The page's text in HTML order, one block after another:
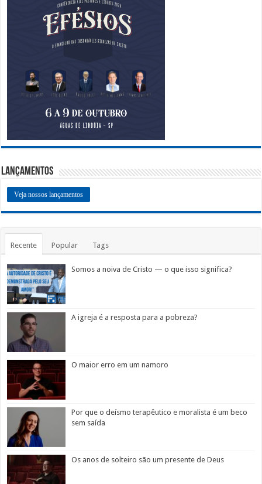
Lançamentos
Veja nossos lançamentos
Recente Popular Tags
Somos a noiva de Cristo — o que isso significa?
A igreja é a resposta para a pobreza?
O maior erro em um namoro
Por que o deísmo terapêutico e moralista é um beco
sem saída
Os anos de solteiro são um presente de Deus